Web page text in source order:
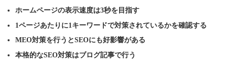
ホームページの表示速度は3秒を目指す
1ページあたりに1キーワードで対策されているかを確認する
MEO対策を行うとSEOにも好影響がある
本格的なSEO対策はブログ記事で行う